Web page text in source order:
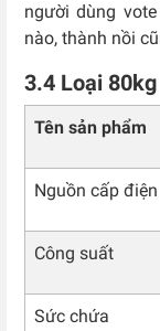
người dùng
nào, thành nồi
3.4 Loại 80kg
Tên sản phẩm
Nguồn cấp điện
Công suất
Sức chứa